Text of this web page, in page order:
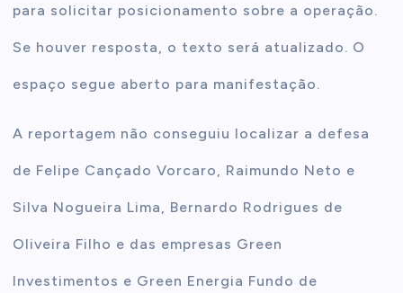
para solicitar posicionamento sobre a operação.
Se houver resposta, o texto será atualizado. O
espaço segue aberto para manifestação.
A reportagem não conseguiu localizar a defesa
de Felipe Cançado Vorcaro, Raimundo Neto e
Silva Nogueira Lima, Bernardo Rodrigues de
Oliveira Filho e das empresas Green
Investimentos e Green Energia Fundo de